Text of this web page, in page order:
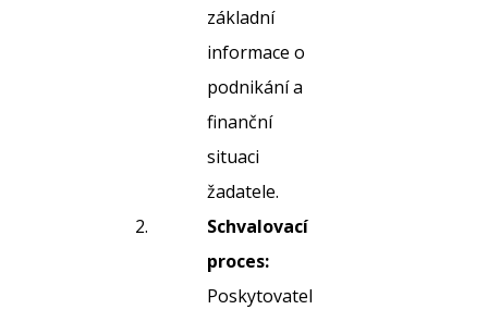
základní
informace o
podnikání a
finanční
situaci
žadatele.
Schvalovací
proces:
Poskytovatel